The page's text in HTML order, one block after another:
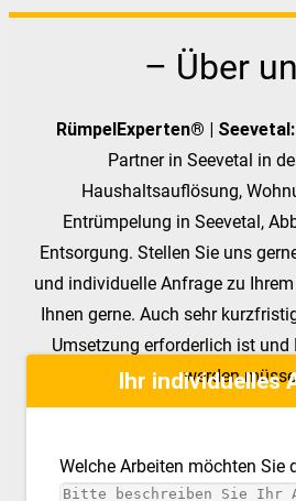
– Über
RümpelExperten® | Seevetal:
Partner in Seevetal in
Haushaltsauflösung,
Entrümpelung in Seevetal,
Entsorgung. Stellen Sie uns
und individuelle Anfrage zu
Ihnen gerne. Auch sehr
Umsetzung erforderlich ist und
werden
Ihr individuelles
Welche Arbeiten möchten Sie